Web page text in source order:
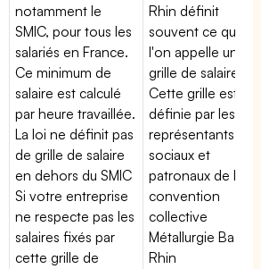
notamment le
SMIC, pour tous les
salariés en France.
Ce minimum de
salaire est calculé
par heure travaillée.
La loi ne définit pas
de grille de salaire
en dehors du SMIC
Si votre entreprise
ne respecte pas les
salaires fixés par
cette grille de
Rhin définit
souvent ce que
l'on appelle une
grille de salaires.
Cette grille est
définie par les
représentants
sociaux et
patronaux de la
convention
collective
Métallurgie Bas
Rhin